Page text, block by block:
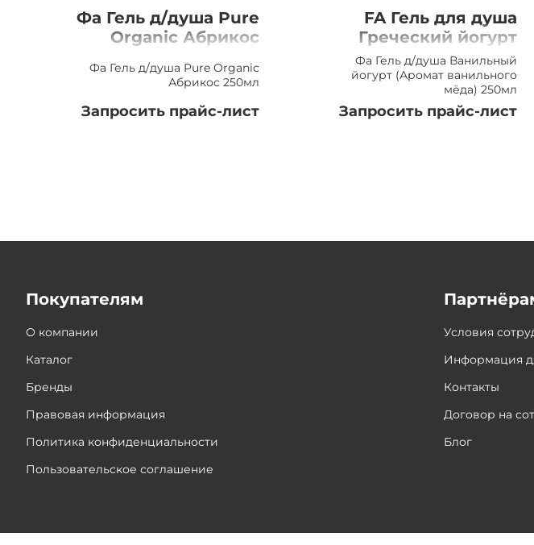
Фа Гель д/душа Pure
Organic Абрикос
Фа Гель д/душа Pure Organic
Абрикос 250мл
Запросить прайс-лист
FA Гель для душа
Греческий йогурт
Ванильный мёд,
250мл
Фа Гель д/душа Ванильный
йогурт (Аромат ванильного
мёда) 250мл
Запросить прайс-лист
Покупателям
О компании
Каталог
Бренды
Правовая информация
Политика конфиденциальности
Пользовательское соглашение
Условия
Информация
Контакты
Договор на
Блог